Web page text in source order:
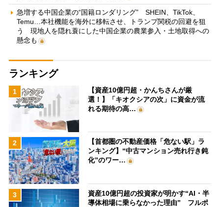
急増する中国企業の“国籍ロンダリング” SHEIN、TikTok、
Temu…本社機能を海外に移転させ、トランプ関税の回避を狙
う 現地人を隠れ蓑にした中国企業の農業参入・土地取得への
懸念も
ランキング
1
【資産10億円超・かんちさんが厳
選！】「キオクシアの次」に資金が流
れる期待の高…
2
【首都圏の不動産価格「危ない駅」ラ
ンキング】“中古マンション売れ行き鈍
化”のワー…
3
資産10億円超の投資家が明かす“AI・半
導体相場に乗らなかった理由” フルポ